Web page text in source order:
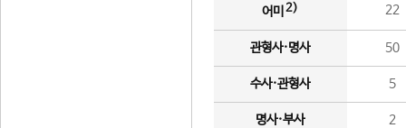
어미 2) 22
관형사·명사 50
수사·관형사 5
명사·부사 2